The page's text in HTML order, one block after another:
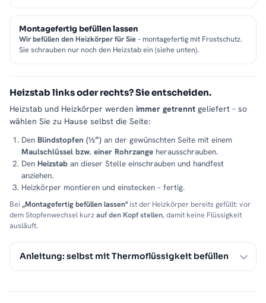
Montagefertig befüllen lassen
Wir befüllen den Heizkörper für Sie– montagefertig mit Frostschutz.
Sie schrauben nur noch den Heizstab ein (siehe unten).
Heizstab links oder rechts? Sie entscheiden.
Heizstab und Heizkörper werden immer getrennt geliefert – so
wählen Sie zu Hause selbst die Seite:
Den Blindstopfen (½″) an der gewünschten Seite mit einem
Maulschlüssel bzw. einer Rohrzange herausschrauben.
Den Heizstab an dieser Stelle einschrauben und handfest
anziehen.
Heizkörper montieren und einstecken – fertig.
Bei „Montagefertig befüllen lassen"ist der Heizkörper bereits gefüllt: vor
dem Stopfenwechsel kurzauf den Kopf stellen, damit keine Flüssigkeit
ausläuft.
Anleitung: selbst mit Thermoflüssigkeit befüllen